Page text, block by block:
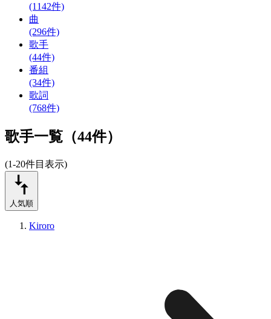
(1142件)
曲
(296件)
歌手
(44件)
番組
(34件)
歌詞
(768件)
歌手一覧（44件）
(1-20件目表示)
人気順
Kiroro